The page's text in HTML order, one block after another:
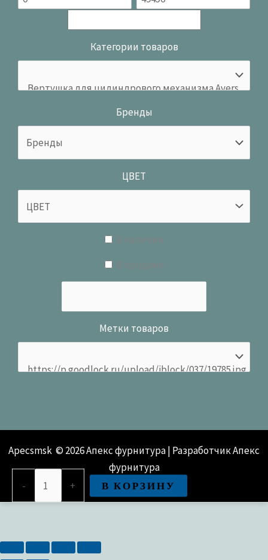
Категории товаров
Бренды
ЦВЕТ
Метки товаров
Apecsmsk © 2026 Апекс фурнитура | Разработчик Апекс
фурнитура
-
Apecs
+ В КОРЗИНУ